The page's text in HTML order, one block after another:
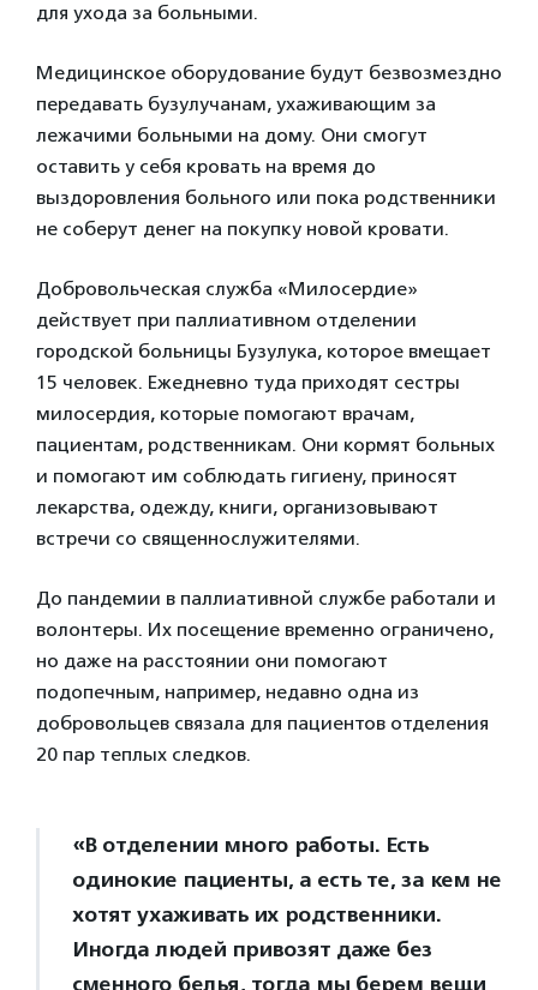
для ухода за больными.
Медицинское оборудование будут безвозмездно
передавать бузулучанам, ухаживающим за
лежачими больными на дому. Они смогут
оставить у себя кровать на время до
выздоровления больного или пока родственники
не соберут денег на покупку новой кровати.
Добровольческая служба «Милосердие»
действует при паллиативном отделении
городской больницы Бузулука, которое вмещает
15 человек. Ежедневно туда приходят сестры
милосердия, которые помогают врачам,
пациентам, родственникам. Они кормят больных
и помогают им соблюдать гигиену, приносят
лекарства, одежду, книги, организовывают
встречи со священнослужителями.
До пандемии в паллиативной службе работали и
волонтеры. Их посещение временно ограничено,
но даже на расстоянии они помогают
подопечным, например, недавно одна из
добровольцев связала для пациентов отделения
20 пар теплых следков.
«В отделении много работы. Есть
одинокие пациенты, а есть те, за кем не
хотят ухаживать их родственники.
Иногда людей привозят даже без
сменного белья, тогда мы берем вещи